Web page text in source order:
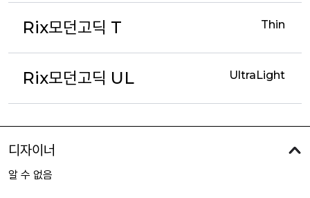
Rix모던고딕 T Thin
Rix모던고딕 UL UltraLight
디자이너
알 수 없음